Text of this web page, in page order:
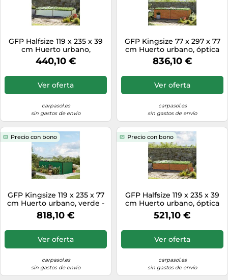
GFP Halfsize 119 x 235 x 39
cm Huerto urbano,
aluminio anodizado -
(GFPV00539)
440,10 €
Ver oferta
carpasol.es
sin gastos de envío
GFP Kingsize 77 x 297 x 77
cm Huerto urbano, óptica
de madera - (GFPV00370)
836,10 €
Ver oferta
carpasol.es
sin gastos de envío
Precio con bono
GFP Kingsize 119 x 235 x 77
cm Huerto urbano, verde -
(GFPV00364)
818,10 €
Ver oferta
carpasol.es
sin gastos de envío
Precio con bono
GFP Halfsize 119 x 235 x 39
cm Huerto urbano, óptica
de madera - (GFPV00538)
521,10 €
Ver oferta
carpasol.es
sin gastos de envío